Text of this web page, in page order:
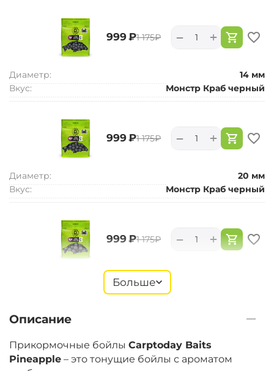
‍999‍ ₽‍1 175‍₽ +
−
Диаметр:
14 мм
Вкус:
Монстр Краб черный
‍999‍ ₽‍1 175‍₽ +
−
Диаметр:
20 мм
Вкус:
Монстр Краб черный
‍999‍ ₽‍1 175‍₽ +
−
Монстр Краб черный
‍899‍ ₽‍1 058‍₽ +
−
Больше
Описание
Прикормочные бойлы Carptoday Baits
Pineapple – это тонущие бойлы с ароматом